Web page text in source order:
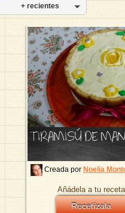
+ recientes
TIRAMISÚ DE
Creada por Noelia
Añádela a tu
Recetízala